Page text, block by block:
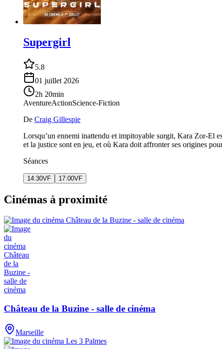
Supergirl
5.8
01 juillet 2026
2h 20min
AventureActionScience-Fiction
De Craig Gillespie
Lorsqu’un ennemi inattendu et impitoyable surgit, Kara Zor-El
et la justice sont en jeu, et où Kara doit affronter ses origines
Séances
14:30VF 17:00VF
Cinémas à proximité
Château de la Buzine - salle de cinéma
Marseille